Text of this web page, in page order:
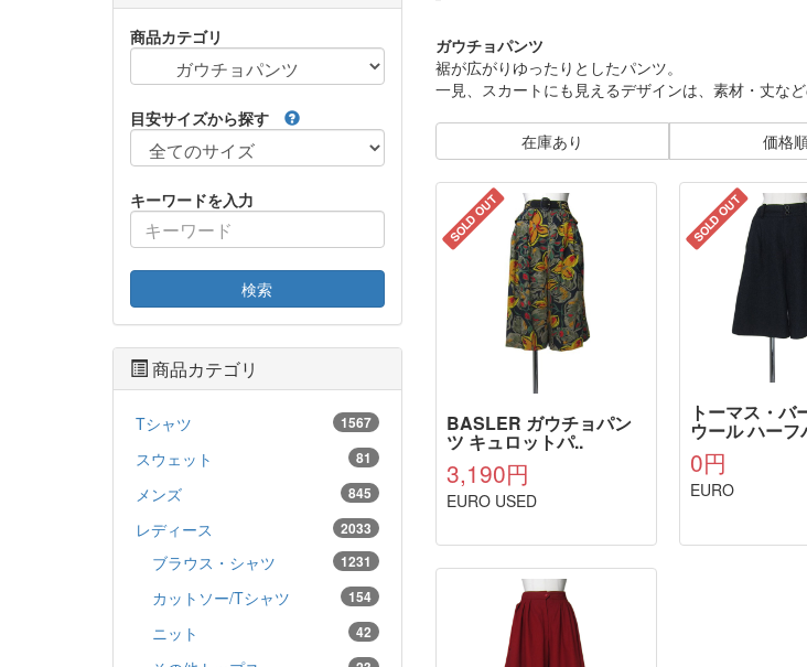
ガウチョパンツ
裾が広がりゆったりとしたパンツ。
一見、スカートにも見えるデザインは、素材・丈な
在庫あり 価格
SOLD OUT
BASLER ガウチョパン
ツ キュロットパ..
3,190円
EURO USED
SOLD OUT
トーマス・バ
ウール ハーフ
0円
EURO
商品カテゴリ
目安サイズから探す
キーワードを入力
検索
商品カテゴリ
Tシャツ 1567
スウェット 81
メンズ 845
レディース 2033
ブラウス・シャツ 1231
カットソー/Tシャツ 154
ニット 42